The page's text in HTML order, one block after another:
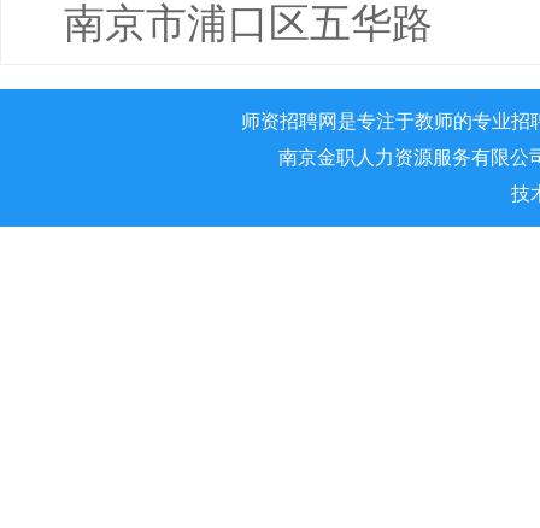
南京市浦口区五华路
师资招聘网是专注于教师的专业
南京金职人力资源服务有限公
技